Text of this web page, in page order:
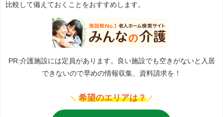
比較して備えておくことをおすすめします。
PR:介護施設には定員があります。良い施設でも空きがないと入居
できないので早めの情報収集、資料請求を！
＼ 希望のエリアは？ ／